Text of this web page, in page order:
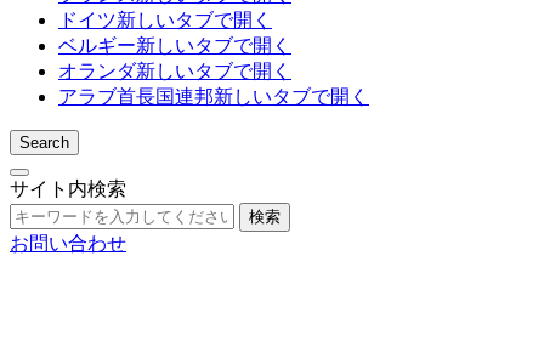
ドイツ新しいタブで開く
ベルギー新しいタブで開く
オランダ新しいタブで開く
アラブ首長国連邦新しいタブで開く
Search
サイト内検索
検索
お問い合わせ